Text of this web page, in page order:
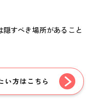
すべき場所があること
い方はこちら